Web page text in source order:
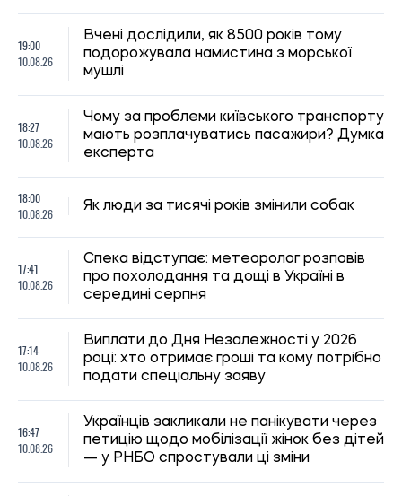
19:00
10.08.26
Вчені дослідили, як 8500 років тому
подорожувала намистина з морської
мушлі
18:27
10.08.26
Чому за проблеми київського транспорту
мають розплачуватись пасажири? Думка
експерта
18:00
10.08.26
Як люди за тисячі років змінили собак
17:41
10.08.26
Спека відступає: метеоролог розповів
про похолодання та дощі в Україні в
середині серпня
17:14
10.08.26
Виплати до Дня Незалежності у 2026
році: хто отримає гроші та кому потрібно
подати спеціальну заяву
16:47
10.08.26
Українців закликали не панікувати через
петицію щодо мобілізації жінок без дітей
— у РНБО спростували ці зміни